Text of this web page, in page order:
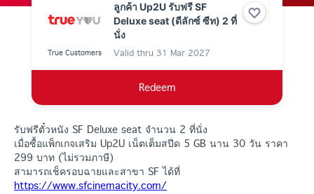
ลูกค้า Up2U รับฟรี SF
Deluxe seat (ดีลักซ์ ซีท) 2 ที่
นั่ง
True Customers Valid thru 31 Mar 2027
Redeem
รับฟรีตั๋วหนัง SF Deluxe seat จำนวน 2 ที่นั่ง
เมื่อซื้อแพ็กเกจเสริม Up2U เน็ตเต็มสปีด 5 GB นาน 30 วัน ราคา
299 บาท (ไม่รวมภาษี)
สามารถเช็ครอบฉายและสาขา SF ได้ที่
https://www.sfcinemacity.com/